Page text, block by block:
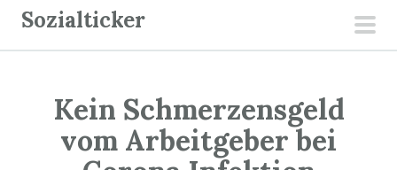
Sozialticker
Kein Schmerzensgeld
vom Arbeitgeber bei